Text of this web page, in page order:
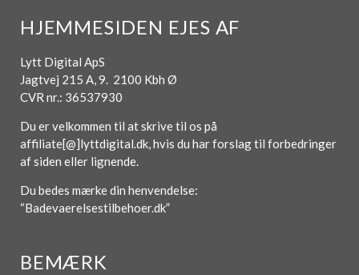
HJEMMESIDEN EJES AF
Lytt Digital ApS
Jagtvej 215 A, 9. 2100 Kbh Ø
CVR nr.: 36537930
Du er velkommen til at skrive til os på
affiliate[@]lyttdigital.dk, hvis du har forslag til forbedringer
af siden eller lignende.
Du bedes mærke din henvendelse:
“Badevaerelsestilbehoer.dk”
BEMÆRK